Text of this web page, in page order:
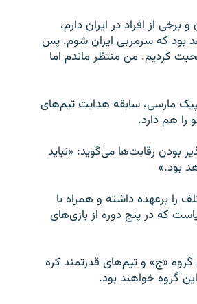
از افراد در ایران دارم،
بود که سرمربی ایران شوم. پس
کردیم. من منتظر ماندم اما
مارسی، سابقه هدایت تیم‌های
را هم دارد.
بودن رقابت‌ها می‌گوید: «نباید
بود.»
جهان، سرمربی‌گری ۹ تیم ملی مختلف را برعهده داشته و همراه با
که در پنج دوره از بازی‌های
«ج» و تیم‌های قدرتمند کره
گروه خواهند بود.